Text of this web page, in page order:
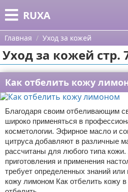
RUXA
Меню
Главная
Категории
Уход за кожей
Одежда
Шоппинг
Подарки
Украшения
Поиск
О проекте
Контакты
Сотрудничество
Размещение рекламы
Главная Уход за кожей
Уход за кожей стр.
Как отбелить кожу
Благодаря своим отбеливающим
широко применяться в
косметологии. Эфирное масло и
цитруса добавляют в различные
рассчитаны для любого типа
приготовления и применения
требует определенных знаний
кожу лимоном Как отбелить кожу